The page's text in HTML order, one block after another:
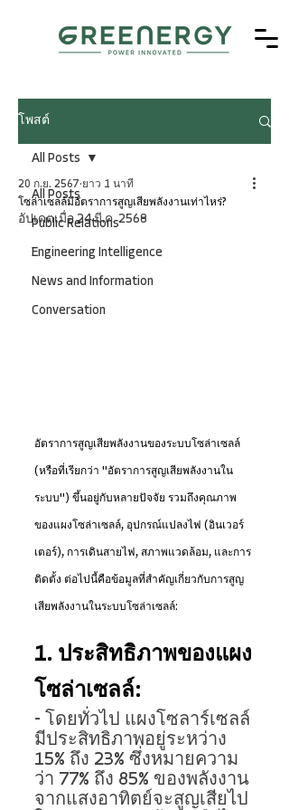
โพสต์
All Posts
Public Relations
Engineering Intelligence
News and Information
Conversation
All Posts
โซล่าเซลล์มีอัตราการสูญเสียพลังงานเท่าไหร่?
20 ก.ย. 2567 ยาว 1 นาที
อัปเดตเมื่อ24 มี.ค. 2568
อัตราการสูญเสียพลังงานของระบบโซล่าเซลล์
(หรือที่เรียกว่า "อัตราการสูญเสียพลังงานใน
ระบบ") ขึ้นอยู่กับหลายปัจจัย รวมถึงคุณภาพ
ของแผงโซล่าเซลล์, อุปกรณ์แปลงไฟ (อินเวอร์
เตอร์), การเดินสายไฟ, สภาพแวดล้อม, และการ
ติดตั้ง ต่อไปนี้คือข้อมูลที่สำคัญเกี่ยวกับการสูญ
เสียพลังงานในระบบโซล่าเซลล์:
1. ประสิทธิภาพของแผง
โซล่าเซลล์:
- โดยทั่วไป แผงโซลาร์เซลล์
มีประสิทธิภาพอยู่ระหว่าง
15% ถึง 23% ซึ่งหมายความ
ว่า 77% ถึง 85% ของพลังงาน
จากแสงอาทิตย์จะสูญเสียไป